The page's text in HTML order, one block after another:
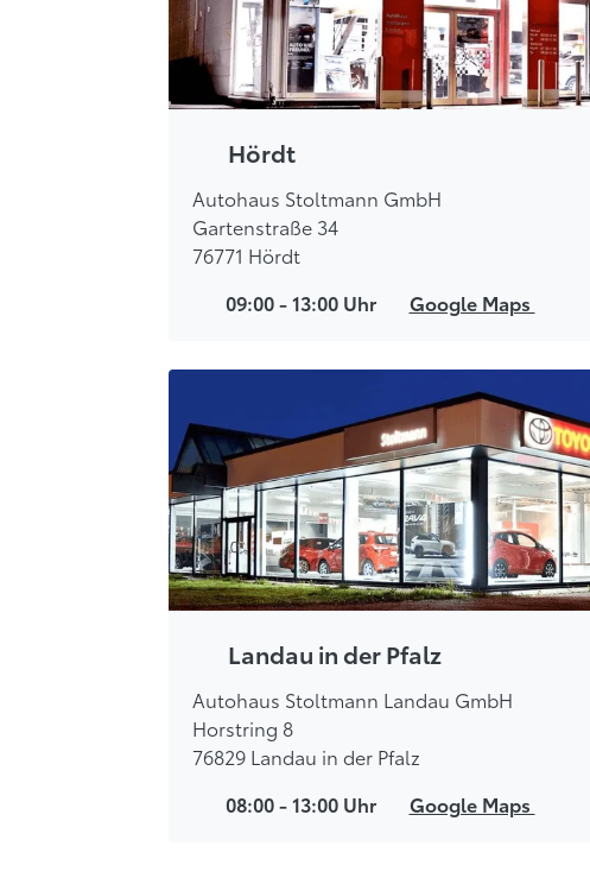
Hördt
Autohaus Stoltmann GmbH
Gartenstraße 34
76771 Hördt
09:00 - 13:00 Uhr Google Maps
Landau in der Pfalz
Autohaus Stoltmann Landau GmbH
Horstring 8
76829 Landau in der Pfalz
08:00 - 13:00 Uhr Google Maps